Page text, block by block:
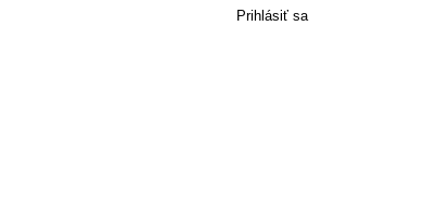
Prihlásiť sa